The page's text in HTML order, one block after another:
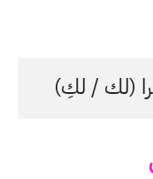
(لك / لكِ)